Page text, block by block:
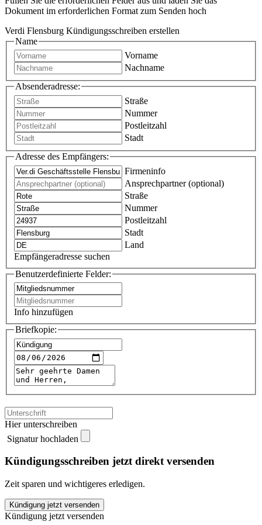
Dokument im erforderlichen Format zum Senden hoch
Verdi Flensburg Kündigungsschreiben erstellen
Name
Vorname
Nachname
Absenderadresse:
Straße
Nummer
Postleitzahl
Stadt
Adresse des Empfängers:
Firmeninfo
Ansprechpartner (optional)
Straße
Nummer
Postleitzahl
Stadt
Land
Empfängeradresse suchen
Benutzerdefinierte Felder:
Info hinzufügen
Briefkopie:
Hier unterschreiben
Signatur hochladen
Kündigungsschreiben jetzt direkt versenden
Zeit sparen und wichtigeres erledigen.
Verdi
Flensburg
Kündigung jetzt versenden
Kündigung jetzt versenden